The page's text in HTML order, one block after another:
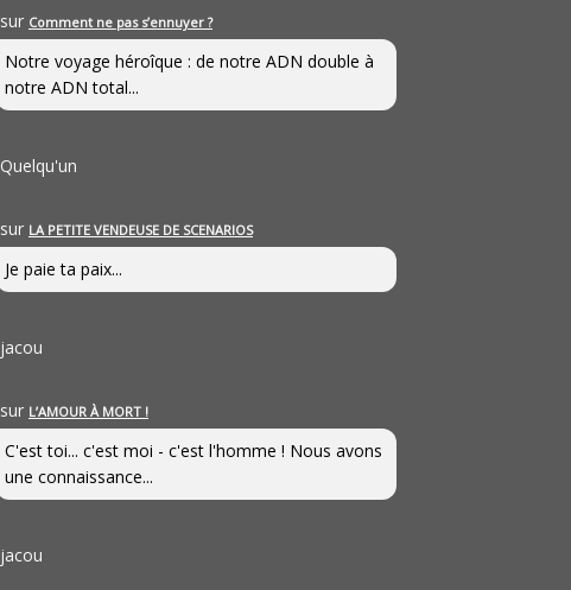
sur Comment ne pas s’ennuyer ?
Notre voyage héroîque : de notre ADN double à
notre ADN total...
Quelqu'un
sur LA PETITE VENDEUSE DE SCENARIOS
Je paie ta paix...
jacou
sur L’AMOUR À MORT !
C'est toi... c'est moi - c'est l'homme ! Nous avons
une connaissance...
jacou